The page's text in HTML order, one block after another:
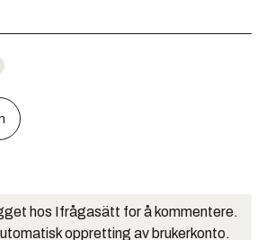
hos Ifrågasätt for å kommentere.
oppretting av brukerkonto.